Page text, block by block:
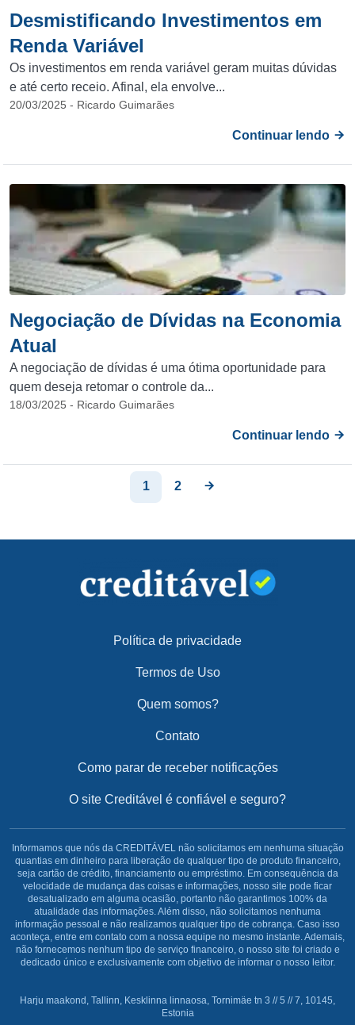
Desmistificando Investimentos em
Renda Variável
Os investimentos em renda variável geram muitas dúvidas
e até certo receio. Afinal, ela envolve...
20/03/2025 - Ricardo Guimarães
Continuar lendo
Negociação de Dívidas na Economia
Atual
A negociação de dívidas é uma ótima oportunidade para
quem deseja retomar o controle da...
18/03/2025 - Ricardo Guimarães
Continuar lendo
1 2
Política de privacidade
Termos de Uso
Quem somos?
Contato
Como parar de receber notificações
O site Creditável é confiável e seguro?
Informamos que nós da CREDITÁVEL não solicitamos em nenhuma situação
quantias em dinheiro para liberação de qualquer tipo de produto financeiro,
seja cartão de crédito, financiamento ou empréstimo. Em consequência da
velocidade de mudança das coisas e informações, nosso site pode ficar
desatualizado em alguma ocasião, portanto não garantimos 100% da
atualidade das informações. Além disso, não solicitamos nenhuma
informação pessoal e não realizamos qualquer tipo de cobrança. Caso isso
aconteça, entre em contato com a nossa equipe no mesmo instante. Ademais,
não fornecemos nenhum tipo de serviço financeiro, o nosso site foi criado e
dedicado único e exclusivamente com objetivo de informar o nosso leitor.
Harju maakond, Tallinn, Kesklinna linnaosa, Tornimäe tn 3 // 5 // 7, 10145,
Estonia